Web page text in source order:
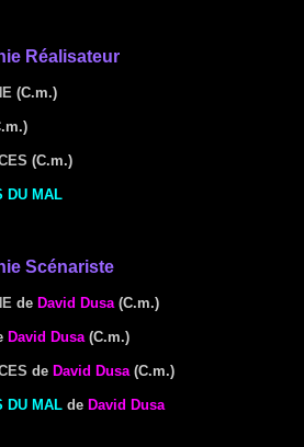
Réalisateur
(C.m.)
(C.m.)
DU MAL
Scénariste
de David Dusa(C.m.)
David Dusa(C.m.)
de David Dusa(C.m.)
DU MAL de David Dusa